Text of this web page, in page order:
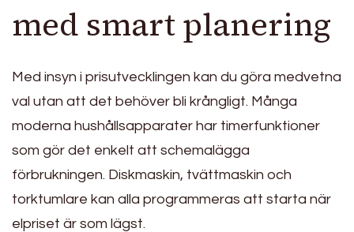
med smart planering
Med insyn i prisutvecklingen kan du göra medvetna
val utan att det behöver bli krångligt. Många
moderna hushållsapparater har timerfunktioner
som gör det enkelt att schemalägga
förbrukningen. Diskmaskin, tvättmaskin och
torktumlare kan alla programmeras att starta när
elpriset är som lägst.